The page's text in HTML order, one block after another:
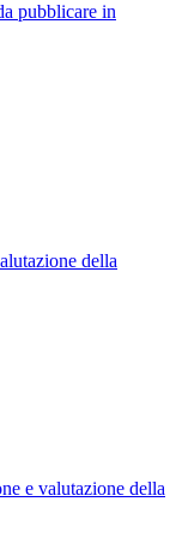
pubblicare in
della
e valutazione della